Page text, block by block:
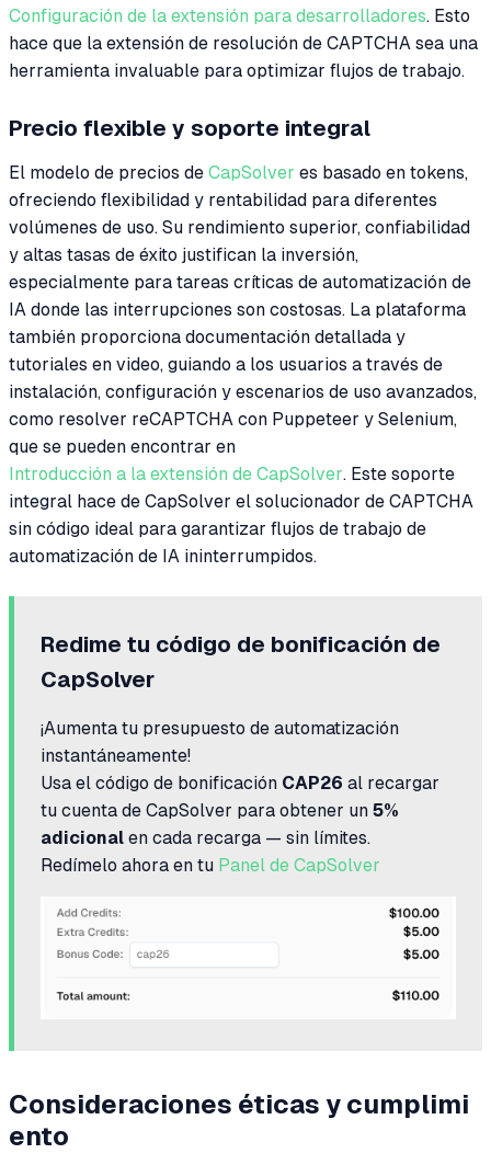
Configuración de la extensión para desarrolladores. Esto
hace que la extensión de resolución de CAPTCHA sea una
herramienta invaluable para optimizar flujos de trabajo.
Precio flexible y soporte integral
El modelo de precios de CapSolver es basado en tokens,
ofreciendo flexibilidad y rentabilidad para diferentes
volúmenes de uso. Su rendimiento superior, confiabilidad
y altas tasas de éxito justifican la inversión,
especialmente para tareas críticas de automatización de
IA donde las interrupciones son costosas. La plataforma
también proporciona documentación detallada y
tutoriales en video, guiando a los usuarios a través de
instalación, configuración y escenarios de uso avanzados,
como resolver reCAPTCHA con Puppeteer y Selenium,
que se pueden encontrar en
Introducción a la extensión de CapSolver. Este soporte
integral hace de CapSolver el solucionador de CAPTCHA
sin código ideal para garantizar flujos de trabajo de
automatización de IA ininterrumpidos.
Redime tu código de bonificación de
CapSolver
¡Aumenta tu presupuesto de automatización
instantáneamente!
Usa el código de bonificación CAP26 al recargar
tu cuenta de CapSolver para obtener un 5%
adicional en cada recarga — sin límites.
Redímelo ahora en tu Panel de CapSolver
Consideraciones éticas y cumplimi
ento